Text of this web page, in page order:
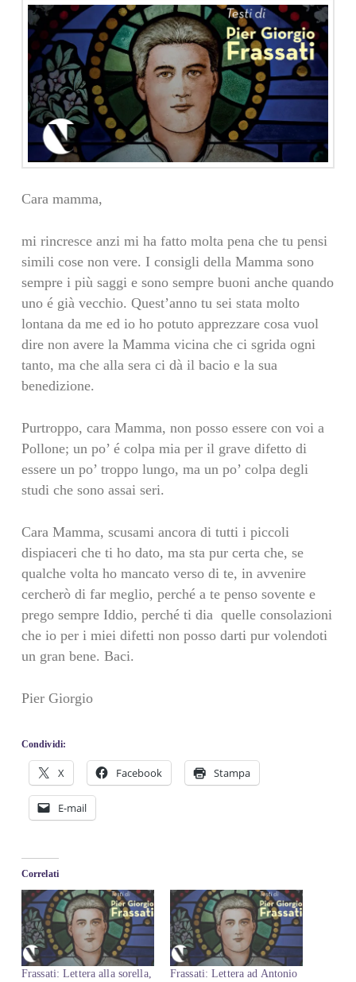
Cara mamma,
mi rincresce anzi mi ha fatto molta pena che tu pensi
simili cose non vere. I consigli della Mamma sono
sempre i più saggi e sono sempre buoni anche quando
uno é già vecchio. Quest’anno tu sei stata molto
lontana da me ed io ho potuto apprezzare cosa vuol
dire non avere la Mamma vicina che ci sgrida ogni
tanto, ma che alla sera ci dà il bacio e la sua
benedizione.
Purtroppo, cara Mamma, non posso essere con voi a
Pollone; un po’ é colpa mia per il grave difetto di
essere un po’ troppo lungo, ma un po’ colpa degli
studi che sono assai seri.
Cara Mamma, scusami ancora di tutti i piccoli
dispiaceri che ti ho dato, ma sta pur certa che, se
qualche volta ho mancato verso di te, in avvenire
cercherò di far meglio, perché a te penso sovente e
prego sempre Iddio, perché ti dia quelle consolazioni
che io per i miei difetti non posso darti pur volendoti
un gran bene. Baci.
Pier Giorgio
Condividi:
X Facebook Stampa
E-mail
Correlati
Frassati: Lettera alla sorella,
Frassati: Lettera ad Antonio